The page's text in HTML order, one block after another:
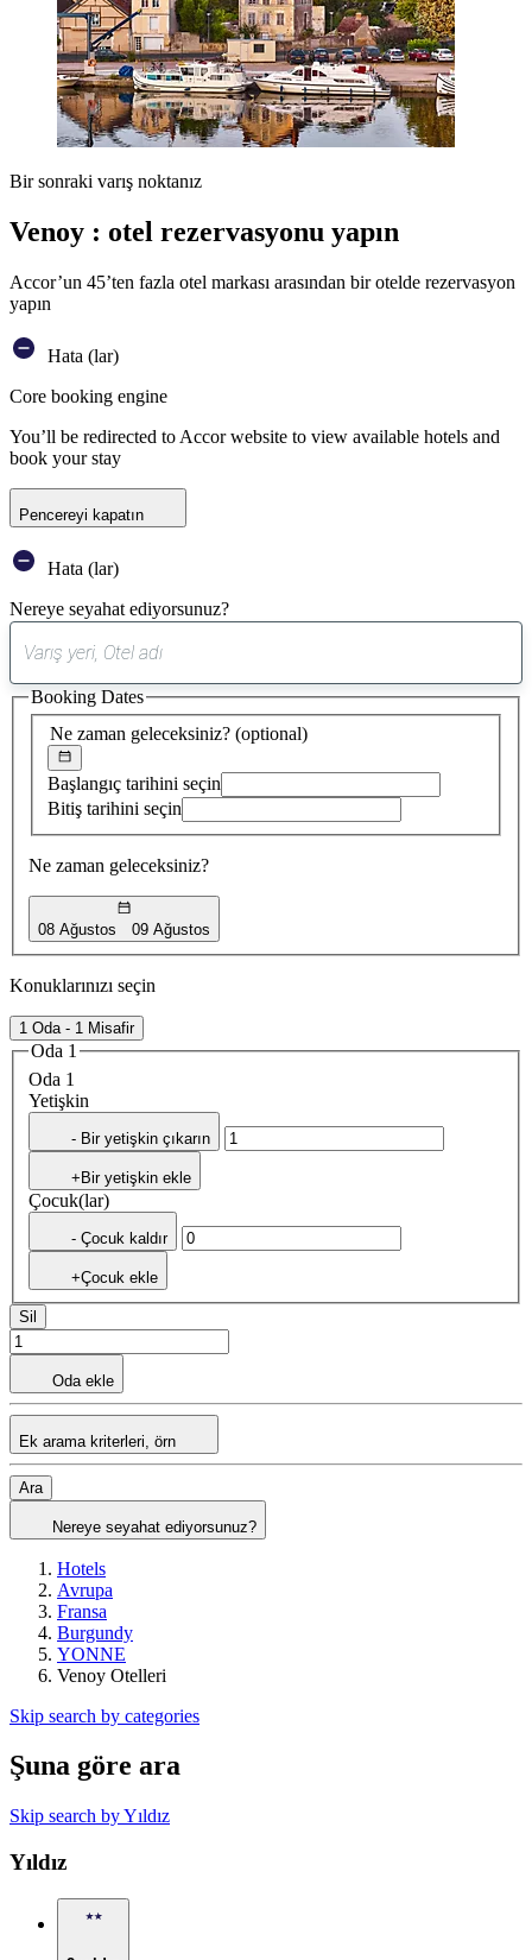
Bir sonraki varış noktanız
Venoy : otel rezervasyonu yapın
Accor’un 45’ten fazla otel markası arasından bir otelde rezervasyon
yapın
Hata (lar)
Core booking engine
You’ll be redirected to Accor website to view available hotels and
book your stay
Pencereyi kapatın
Hata (lar)
Nereye seyahat ediyorsunuz?
öneri
bulundu
Ne zaman geleceksiniz? (optional)
Başlangıç tarihini seçin
Bitiş tarihini seçin
Ne zaman geleceksiniz?
08 Ağustos 09 Ağustos
Booking Dates
Konuklarınızı seçin
1 Oda - 1 Misafir
Oda 1
Oda 1
Yetişkin
- Bir yetişkin çıkarın
+Bir yetişkin ekle
Çocuk(lar)
- Çocuk kaldır
+Çocuk ekle
Sil
Oda ekle
Ek arama kriterleri, örn
Ara
Nereye seyahat ediyorsunuz?
Hotels
Avrupa
Fransa
Burgundy
YONNE
Venoy Otelleri
Skip search by categories
Şuna göre ara
Skip search by Yıldız
Yıldız